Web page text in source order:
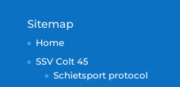
Sitemap
Home
SSV Colt 45
Schietsport protocol